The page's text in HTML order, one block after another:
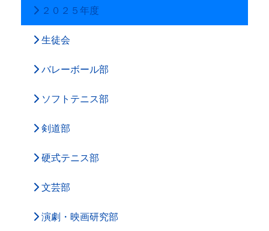
２０２５年度
生徒会
バレーボール部
ソフトテニス部
剣道部
硬式テニス部
文芸部
演劇・映画研究部